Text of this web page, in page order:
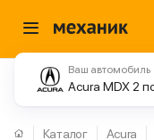
Ваш автомобиль
Acura MDX 2
Каталог Acura